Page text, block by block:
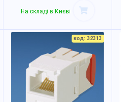
На складі в Києві
код: 32313